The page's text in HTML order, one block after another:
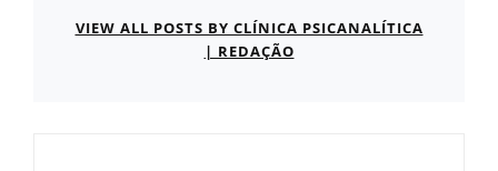
VIEW ALL POSTS BY CLÍNICA PSICANALÍTICA
| REDAÇÃO